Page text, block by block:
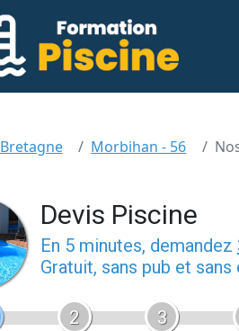
Bretagne Morbihan - 56
Devis Piscine
En 5 minutes, demandez
Gratuit, sans pub et sans
2 3